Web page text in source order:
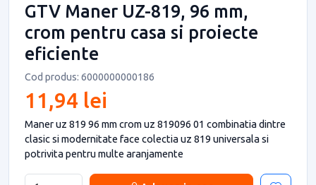
GTV Maner UZ-819, 96 mm,
crom pentru casa si proiecte
eficiente
Cod produs: 6000000000186
11,94 lei
Maner uz 819 96 mm crom uz 819096 01 combinatia dintre
clasic si modernitate face colectia uz 819 universala si
potrivita pentru multe aranjamente